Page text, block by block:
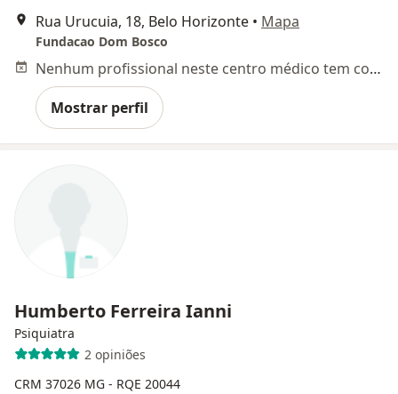
Rua Urucuia, 18, Belo Horizonte • Mapa
Fundacao Dom Bosco
Nenhum profissional neste centro médico tem consultas disponíveis
Mostrar perfil
Humberto Ferreira Ianni
Psiquiatra
2 opiniões
CRM 37026 MG - RQE 20044